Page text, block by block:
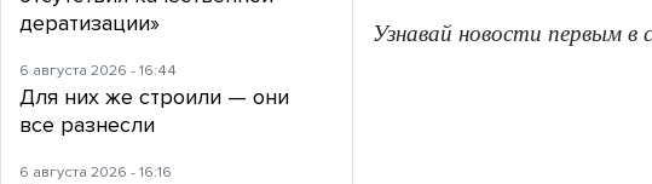
Узнавай новости первым в
дератизации»
6 августа 2026 - 16:44
Для них же строили — они
все разнесли
6 августа 2026 - 16:16